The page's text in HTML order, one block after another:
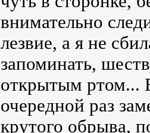
внимательно
лезвие, а я не
запоминать,
открытым ртом...
очередной раз
крутого обрыва,